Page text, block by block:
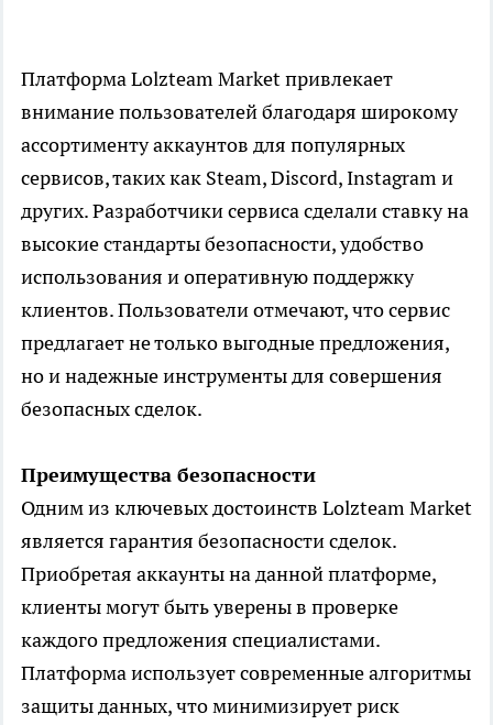
Платформа Lolzteam Market привлекает
внимание пользователей благодаря широкому
ассортименту аккаунтов для популярных
сервисов, таких как Steam, Discord, Instagram и
других. Разработчики сервиса сделали ставку на
высокие стандарты безопасности, удобство
использования и оперативную поддержку
клиентов. Пользователи отмечают, что сервис
предлагает не только выгодные предложения,
но и надежные инструменты для совершения
безопасных сделок.
Преимущества безопасности
Одним из ключевых достоинств Lolzteam Market
является гарантия безопасности сделок.
Приобретая аккаунты на данной платформе,
клиенты могут быть уверены в проверке
каждого предложения специалистами.
Платформа использует современные алгоритмы
защиты данных, что минимизирует риск